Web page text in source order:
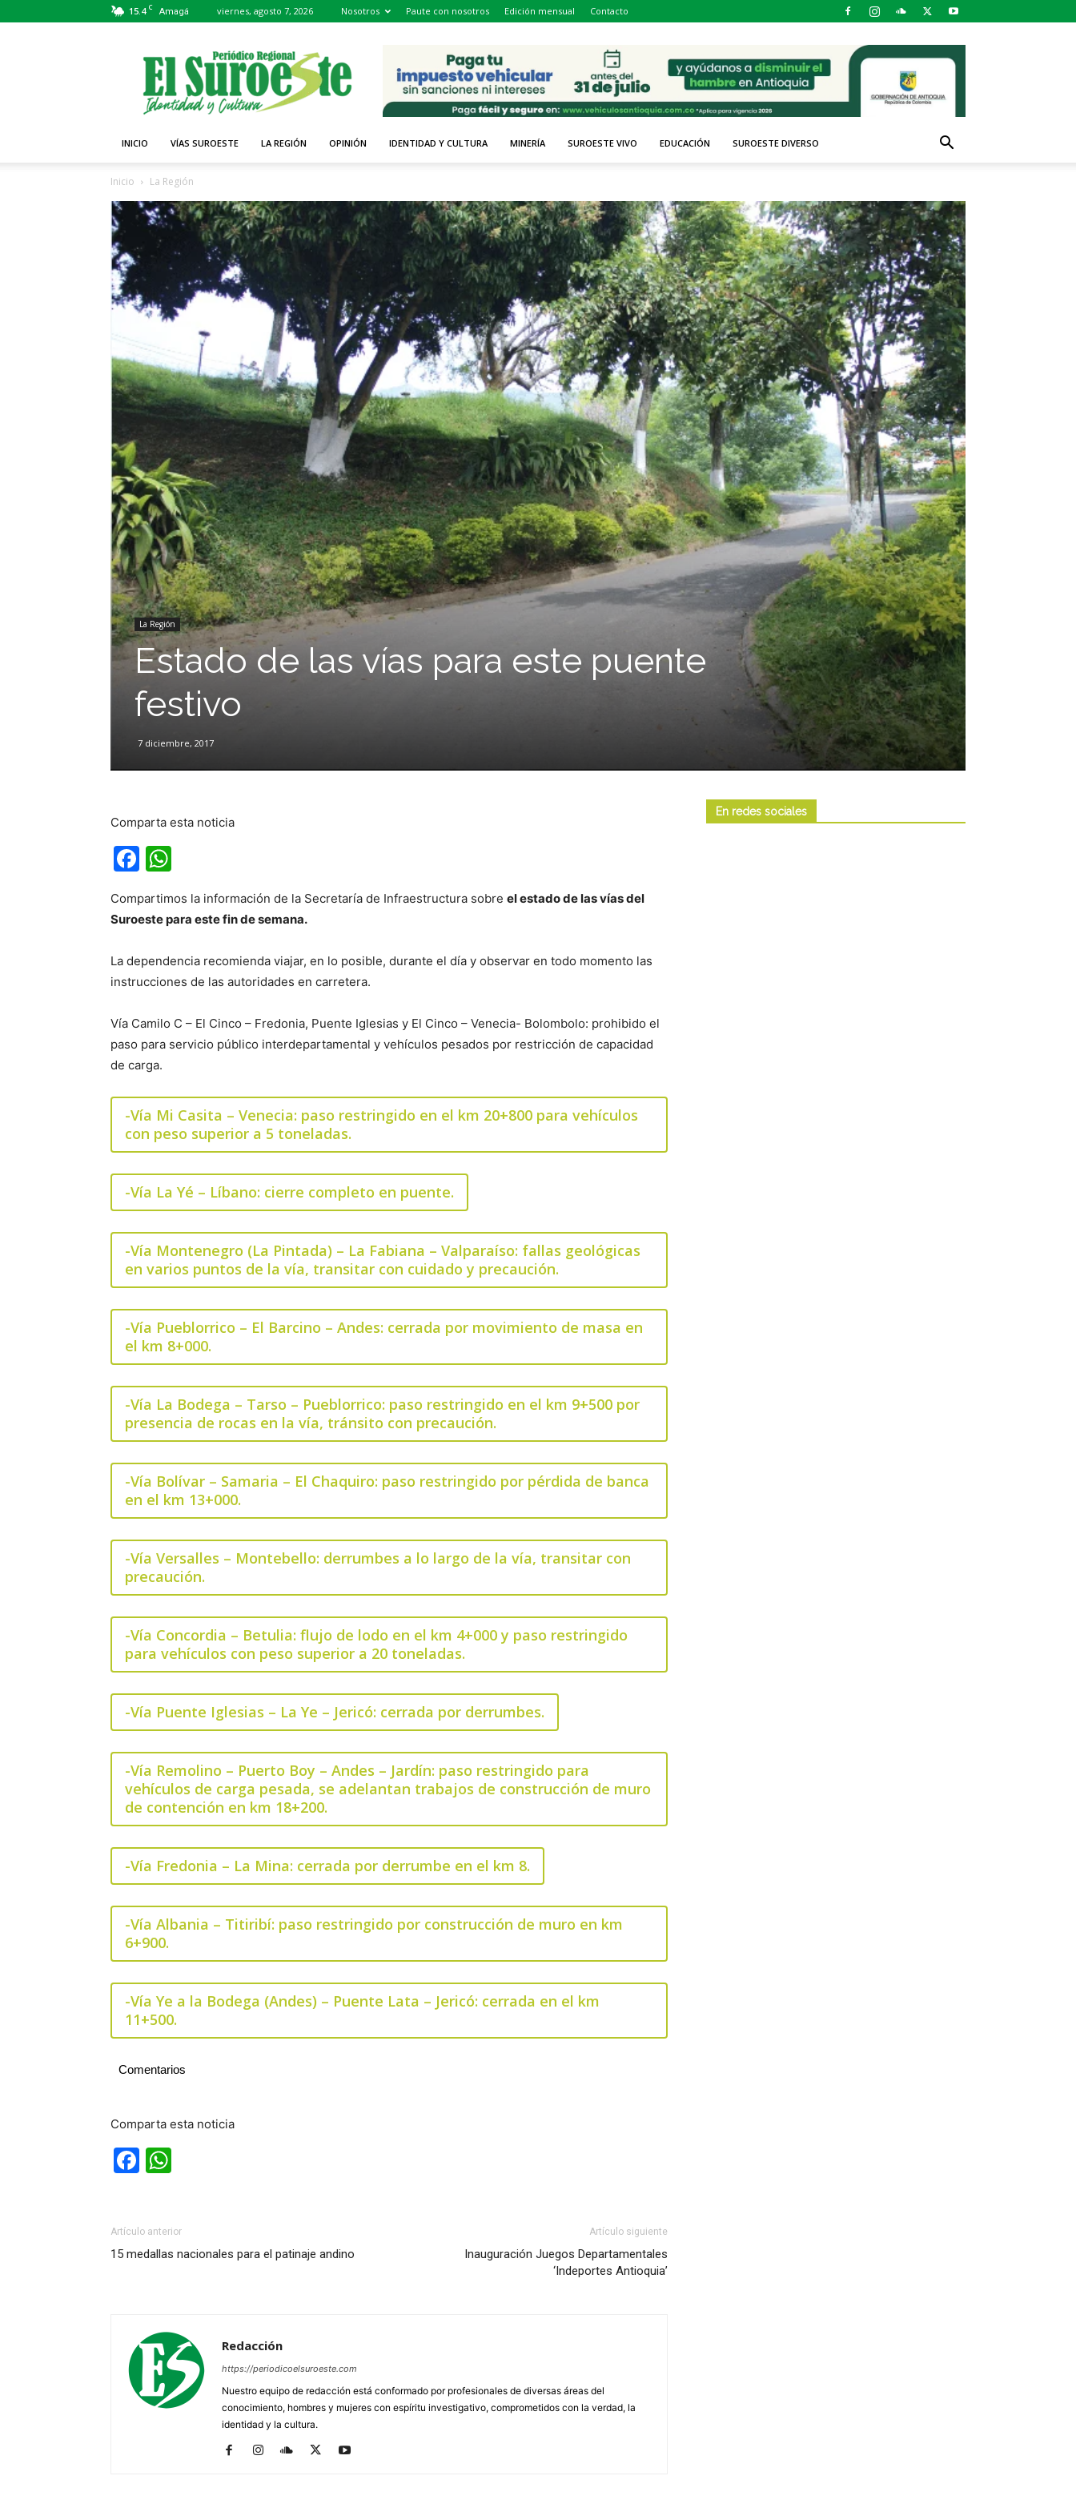
15.4 C Amagá viernes, agosto 7, 2026 Nosotros Paute con nosotros Edición mensual Contacto
Periódico
El
Suroeste
INICIO VÍAS SUROESTE LA REGIÓN OPINIÓN IDENTIDAD Y CULTURA MINERÍA SUROESTE VIVO EDUCACIÓN SUROESTE DIVERSO
Inicio La Región
La Región
Estado de las vías para este puente
festivo
7 diciembre, 2017
Comparta esta noticia
Facebook
Compartimos la información de la Secretaría de Infraestructura sobre el estado de las vías del
Suroeste para este fin de semana.
La dependencia recomienda viajar, en lo posible, durante el día y observar en todo momento las
instrucciones de las autoridades en carretera.
Vía Camilo C – El Cinco – Fredonia, Puente Iglesias y El Cinco – Venecia- Bolombolo: prohibido el
paso para servicio público interdepartamental y vehículos pesados por restricción de capacidad
de carga.
-Vía Mi Casita – Venecia: paso restringido en el km 20+800 para vehículos
con peso superior a 5 toneladas.
-Vía La Yé – Líbano: cierre completo en puente.
-Vía Montenegro (La Pintada) – La Fabiana – Valparaíso: fallas geológicas
en varios puntos de la vía, transitar con cuidado y precaución.
-Vía Pueblorrico – El Barcino – Andes: cerrada por movimiento de masa en
el km 8+000.
-Vía La Bodega – Tarso – Pueblorrico: paso restringido en el km 9+500 por
presencia de rocas en la vía, tránsito con precaución.
-Vía Bolívar – Samaria – El Chaquiro: paso restringido por pérdida de banca
en el km 13+000.
-Vía Versalles – Montebello: derrumbes a lo largo de la vía, transitar con
precaución.
-Vía Concordia – Betulia: flujo de lodo en el km 4+000 y paso restringido
para vehículos con peso superior a 20 toneladas.
-Vía Puente Iglesias – La Ye – Jericó: cerrada por derrumbes.
-Vía Remolino – Puerto Boy – Andes – Jardín: paso restringido para
vehículos de carga pesada, se adelantan trabajos de construcción de muro
de contención en km 18+200.
-Vía Fredonia – La Mina: cerrada por derrumbe en el km 8.
-Vía Albania – Titiribí: paso restringido por construcción de muro en km
6+900.
-Vía Ye a la Bodega (Andes) – Puente Lata – Jericó: cerrada en el km
11+500.
Comentarios
Comparta esta noticia
Facebook
Artículo anterior
15 medallas nacionales para el patinaje andino
Artículo siguiente
Inauguración Juegos Departamentales
‘Indeportes Antioquia’
Redacción
https://periodicoelsuroeste.com
Nuestro equipo de redacción está conformado por profesionales de diversas áreas del
conocimiento, hombres y mujeres con espíritu investigativo, comprometidos con la verdad, la
identidad y la cultura.
En redes sociales